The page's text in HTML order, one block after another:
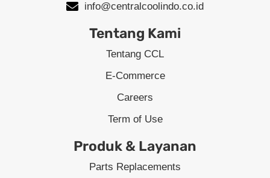
info@centralcoolindo.co.id
Tentang Kami
Tentang CCL
E-Commerce
Careers
Term of Use
Produk & Layanan
Parts Replacements